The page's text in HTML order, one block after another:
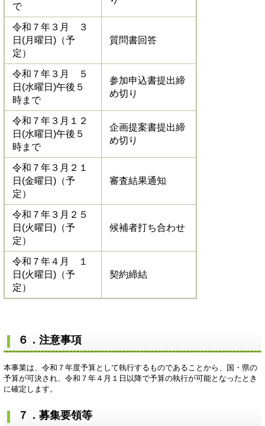
で
令和７年３月 ３
日(月曜日)（予
定）
質問書回答
令和７年３月 ５
日(水曜日)午後５
時まで
参加申込書提出締
め切り
令和７年３月１２
日(水曜日)午後５
時まで
企画提案書提出締
め切り
令和７年３月２１
日(金曜日)（予
定）
審査結果通知
令和７年３月２５
日(火曜日)（予
定）
候補者打ち合わせ
令和７年４月 １
日(火曜日)（予
定）
契約締結
６．注意事項
本事業は、令和７年度予算として執行するものであることから、国・県の
予算が可決され、令和７年４月１日以降で予算の執行が可能となったとき
に確定します。
７．募集要領等